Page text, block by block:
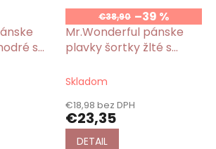
s
€38,90 –39 %
Mr.Wonderful pánske
plavky šortky žlté s
Skladom
€18,98 bez DPH
€23,35
DETAIL